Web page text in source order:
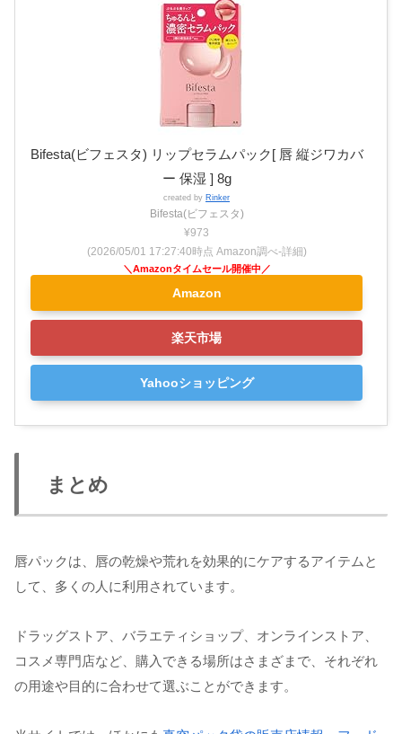
Bifesta(ビフェスタ) リップセラムパック[ 唇 縦ジワカバ
ー 保湿 ] 8g
created by Rinker
Bifesta(ビフェスタ)
¥973
(2026/05/01 17:27:40時点 Amazon調べ-詳細)
Amazon
楽天市場
Yahooショッピング
まとめ
唇パックは、唇の乾燥や荒れを効果的にケアするアイテムと
して、多くの人に利用されています。
ドラッグストア、バラエティショップ、オンラインストア、
コスメ専門店など、購入できる場所はさまざまで、それぞれ
の用途や目的に合わせて選ぶことができます。